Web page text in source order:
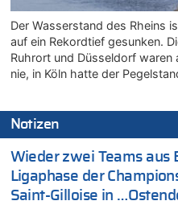
Der Wasserstand des Rheins
auf ein Rekordtief gesunken.
Ruhrort und Düsseldorf
nie, in Köln hatte der
Notizen
Wieder zwei Teams aus
Ligaphase der
Saint-Gilloise in